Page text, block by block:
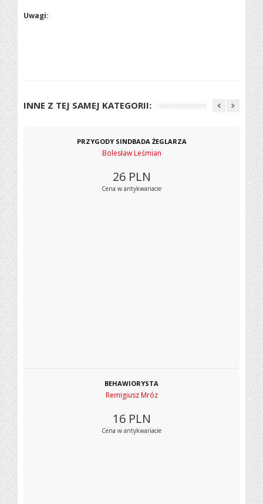
Uwagi:
INNE Z TEJ SAMEJ KATEGORII:
PRZYGODY SINDBADA ŻEGLARZA
Bolesław Leśmian
26 PLN
Cena w antykwariacie
BEHAWIORYSTA
Remigiusz Mróz
16 PLN
Cena w antykwariacie